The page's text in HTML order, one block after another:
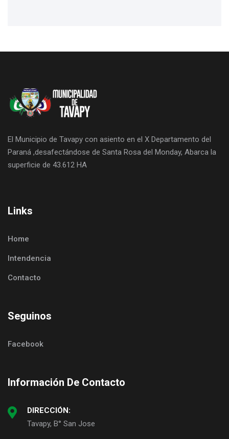
El Municipio de Tavapy con asiento en el X Departamento del
Paraná ,desafectándose de Santa Rosa del Monday, Abarca la
superficie de 43.612 HA
Links
Home
Intendencia
Contacto
Seguinos
Facebook
Información De Contacto
DIRECCIÓN:
Tavapy, B° San Jose